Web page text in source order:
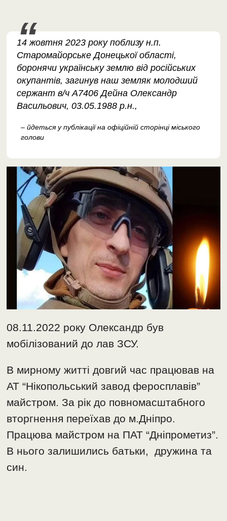
14 жовтня 2023 року поблизу н.п.
Старомайорське Донецької області,
боронячи українську землю від російських
окупантів, загинув наш земляк молодший
сержант в/ч А7406 Дейна Олександр
Васильович, 03.05.1988 р.н.,
– йдеться у публікації на офіційній сторінці міського
голови
08.11.2022 року Олександр був
мобілізований до лав ЗСУ.
В мирному житті довгий час працював на
АТ “Нікопольський завод феросплавів”
майстром. За рік до повномасштабного
вторгнення переїхав до м.Дніпро.
Працюва майстром на ПАТ “Дніпрометиз”.
В нього залишились батьки, дружина та
син.